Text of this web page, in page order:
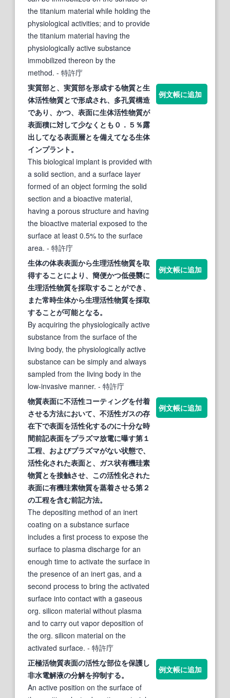
the titanium material while holding the
physiological activities; and to provide
the titanium material having the
physiologically active substance
immobilized thereon by the
method. - 特許庁
実質部と、実質部を形成する物質と生
体活性物質とで形成され、多孔質構造
であり、かつ、 表面に生体活性物質が
表面積に対して少なくとも０．５％露
出してなる表面層とを備えてなる生体
インプラント。
This biological implant is provided with
a solid section, and a surface layer
formed of an object forming the solid
section and a bioactive material,
having a porous structure and having
the bioactive material exposed to the
surface at least 0.5% to the surface
area. - 特許庁
例文帳に追加
生体の体表表面から生理活性物質を取
得することにより、簡便かつ低侵襲に
生理活性物質を採取することができ、
また常時生体から生理活性物質を採取
することが可能となる。
By acquiring the physiologically active
substance from the surface of the
living body, the physiologically active
substance can be simply and always
sampled from the living body in the
low-invasive manner. - 特許庁
例文帳に追加
物質表面に不活性コーティングを付着
させる方法において、不活性ガスの存
在下で表面を活性化するのに十分な時
間前記表面をプラズマ放電に曝す第１
工程、およびプラズマがない状態で、
活性化された表面と、ガス状有機珪素
物質とを接触させ、この活性化された
表面に有機珪素物質を蒸着させる第２
の工程を含む前記方法。
The depositing method of an inert
coating on a substance surface
includes a first process to expose the
surface to plasma discharge for an
enough time to activate the surface in
the presence of an inert gas, and a
second process to bring the activated
surface into contact with a gaseous
org. silicon material without plasma
and to carry out vapor deposition of
the org. silicon material on the
activated surface. - 特許庁
例文帳に追加
正極活物質表面の活性な部位を保護し
非水電解液の分解を抑制する。
An active position on the surface of
例文帳に追加